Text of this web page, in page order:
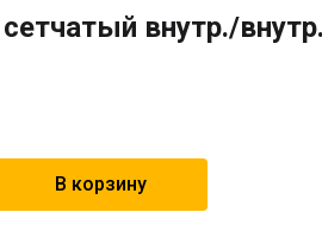
внутр./
В корзину